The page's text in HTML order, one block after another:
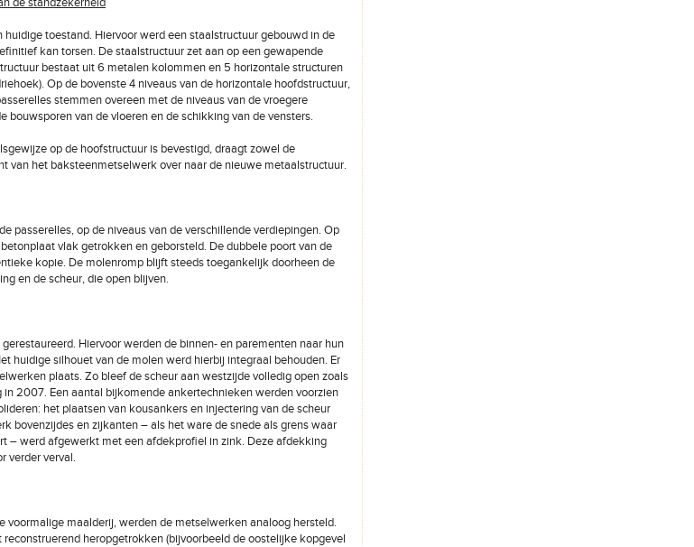
huidige toestand. Hiervoor werd een staalstructuur gebouwd in de
kan torsen. De staalstructuur zet aan op een gewapende
bestaat uit 6 metalen kolommen en 5 horizontale structuren
Op de bovenste 4 niveaus van de horizontale hoofdstructuur,
stemmen overeen met de niveaus van de vroegere
bouwsporen van de vloeren en de schikking van de vensters.
op de hoofstructuur is bevestigd, draagt zowel de
van het baksteenmetselwerk over naar de nieuwe metaalstructuur.
passerelles, op de niveaus van de verschillende verdiepingen. Op
vlak getrokken en geborsteld. De dubbele poort van de
kopie. De molenromp blijft steeds toegankelijk doorheen de
en de scheur, die open blijven.
Hiervoor werden de binnen- en parementen naar hun
huidige silhouet van de molen werd hierbij integraal behouden. Er
plaats. Zo bleef de scheur aan westzijde volledig open zoals
2007. Een aantal bijkomende ankertechnieken werden voorzien
het plaatsen van kousankers en injectering van de scheur
bovenzijdes en zijkanten – als het ware de snede als grens waar
– werd afgewerkt met een afdekprofiel in zink. Deze afdekking
verder verval.
voormalige maalderij, werden de metselwerken analoog hersteld.
heropgetrokken (bijvoorbeeld de oostelijke kopgevel